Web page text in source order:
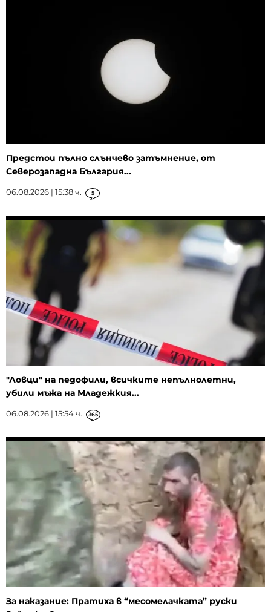
Предстои пълно слънчево затъмнение, от
Северозападна България...
06.08.2026 | 15:38 ч. 5
"Ловци" на педофили, всичките непълнолетни,
убили мъжа на Младежкия...
06.08.2026 | 15:54 ч. 365
За наказание: Пратиха в “месомелачката” руски